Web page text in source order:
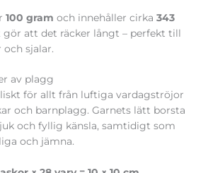
100 gram och innehåller cirka 343
gör att det räcker långt – perfekt till
sjalar.
av plagg
för allt från luftiga vardagströjor
och barnplagg. Garnets lätt borsta
och fyllig känsla, samtidigt som
och jämna.